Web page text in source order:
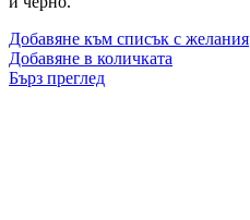
Добавяне към списък с желания
Добавяне в количката
Бърз преглед